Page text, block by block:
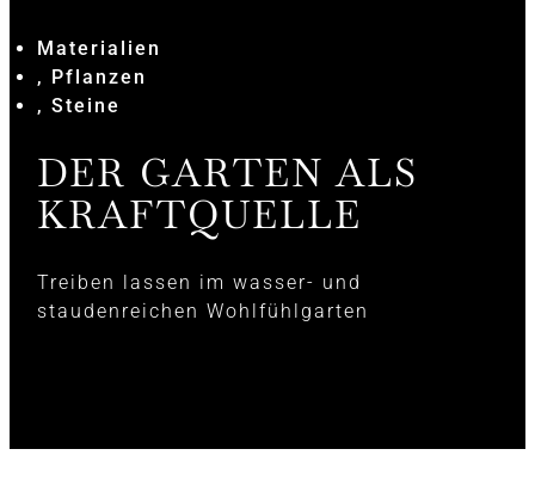
Materialien
, Pflanzen
, Steine
DER GARTEN ALS
KRAFTQUELLE
Treiben lassen im wasser- und
staudenreichen Wohlfühlgarten